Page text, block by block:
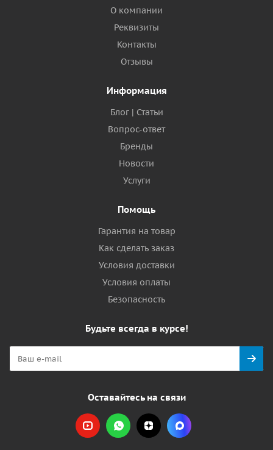
О компании
Реквизиты
Контакты
Отзывы
Информация
Блог | Статьи
Вопрос-ответ
Бренды
Новости
Услуги
Помощь
Гарантия на товар
Как сделать заказ
Условия доставки
Условия оплаты
Безопасность
Будьте всегда в курсе!
Оставайтесь на связи